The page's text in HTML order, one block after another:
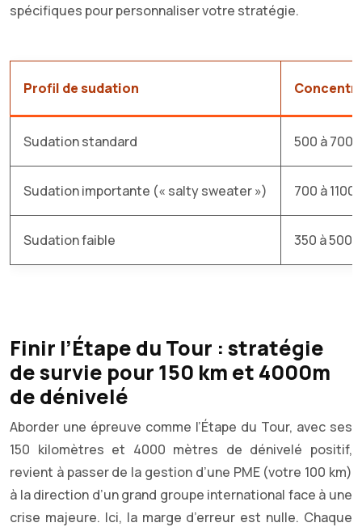
spécifiques pour personnaliser votre stratégie.
Profil de sudation
Sudation standard 500 à 700
Sudation importante (« salty sweater ») 700 à
Sudation faible 350 à 500
Finir l’Étape du Tour : stratégie
de survie pour 150 km et 4000m
de dénivelé
Aborder une épreuve comme l’Étape du Tour, avec ses
150 kilomètres et 4000 mètres de dénivelé positif,
revient à passer de la gestion d’une PME (votre 100 km)
à la direction d’un grand groupe international face à une
crise majeure. Ici, la marge d’erreur est nulle. Chaque